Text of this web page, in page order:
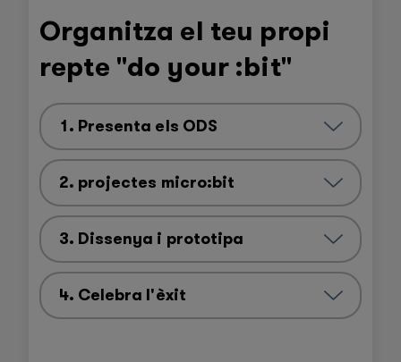
Organitza el teu propi
repte "do your :bit"
1. Presenta els ODS
2. projectes micro:bit
3. Dissenya i prototipa
4. Celebra l'èxit